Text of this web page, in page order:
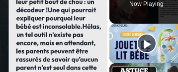
Now Playing